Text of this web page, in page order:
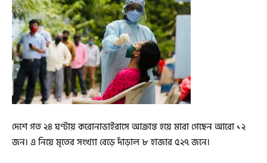
দেশে গত ২৪ ঘণ্টায় করোনাভাইরাসে আক্রান্ত হয়ে মারা গেছেন আরো ১২
জন। এ নিয়ে মৃতের সংখ্যা বেড়ে দাঁড়াল ৮ হাজার ৫২৭ জনে।